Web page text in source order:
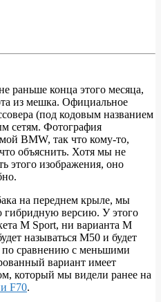
раньше конца этого месяца,
из мешка. Официальное
(под кодовым названием
сетям. Фотография
BMW, так что кому-то,
объяснить. Хотя мы не
этого изображения, оно
на переднем крыле, мы
гибридную версию. У этого
M Sport, ни варианта M
называться M50 и будет
по сравнению с меньшими
вариант имеет
который мы видели ранее на
F70.